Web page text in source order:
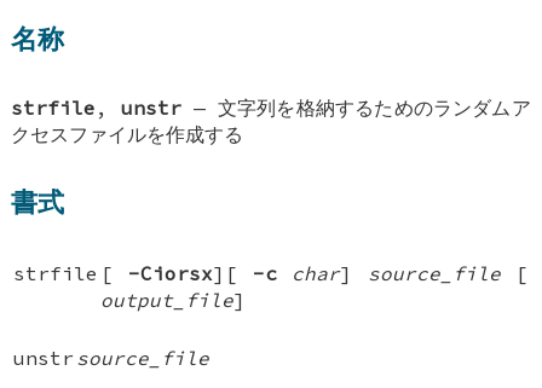
名称
strfile , unstr— 文字列を格納するためのランダムア
クセスファイルを作成する
書式
strfile [ -Ciorsx][ -c char] source_file[
output_file]
unstr source_file